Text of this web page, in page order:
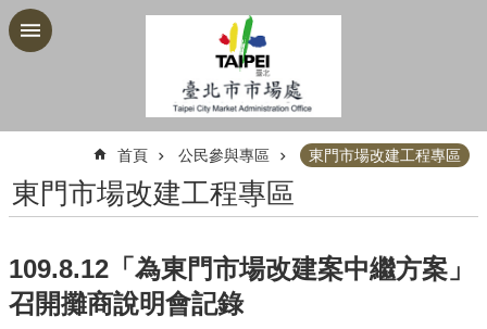
跳到主要內容區塊
首頁 公民參與專區 東門市場改建工程專區
東門市場改建工程專區
109.8.12「為東門市場改建案中繼方案」
召開攤商說明會記錄